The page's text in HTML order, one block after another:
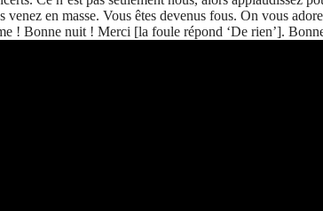
en masse. Vous êtes devenus fous. On vous
! Bonne nuit ! Merci [la foule répond ‘De rien’].